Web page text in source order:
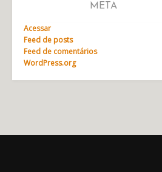
META
Acessar
Feed de posts
Feed de comentários
WordPress.org